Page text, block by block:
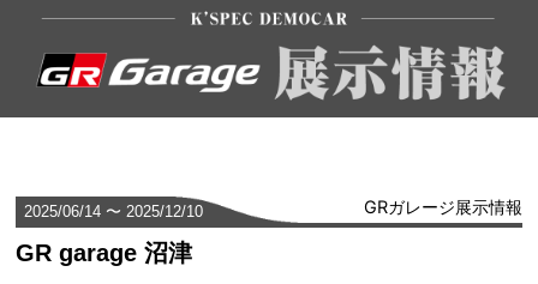
2025/06/14 〜 2025/12/10 GRガレージ展示情報
GR garage 沼津